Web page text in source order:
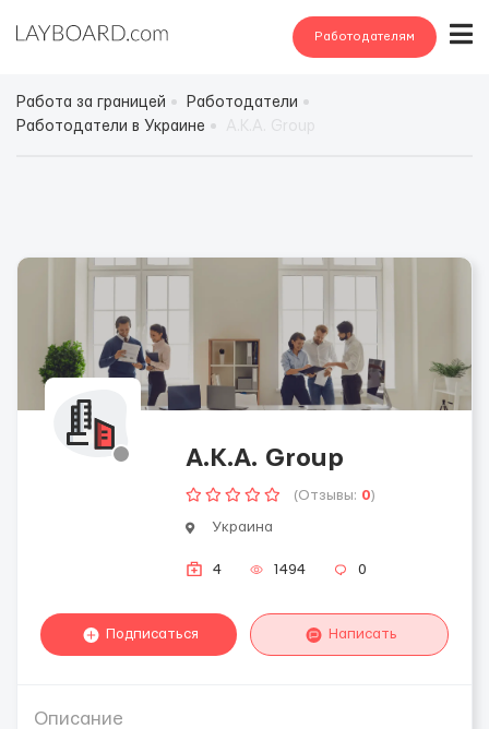
Работодателям
Работа за границей
Работодатели
Работодатели в Украине
А.К.А. Group
(Отзывы: 0)
Украина
4 1494 0
Подписаться Написать
Описание